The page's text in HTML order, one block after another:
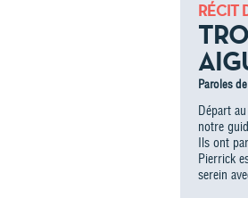
RÉCIT
Paroles
Départ
notre
Ils ont
Pierrick
serein